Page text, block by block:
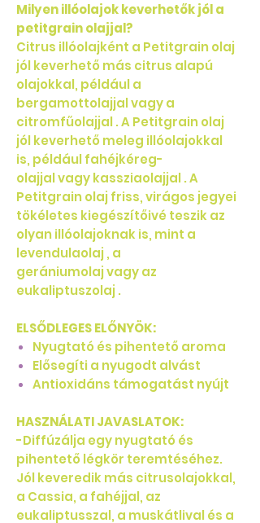
Milyen illóolajok keverhetők jól a
petitgrain olajjal?
Citrus illóolajként a Petitgrain olaj
jól keverhető más citrus alapú
olajokkal, például a
bergamottolajjal vagy a
citromfűolajjal . A Petitgrain olaj
jól keverhető meleg illóolajokkal
is, például fahéjkéreg-
olajjal vagy kassziaolajjal . A
Petitgrain olaj friss, virágos jegyei
tökéletes kiegészítőivé teszik az
olyan illóolajoknak is, mint a
levendulaolaj , a
gerániumolaj vagy az
eukaliptuszolaj .
ELSŐDLEGES ELŐNYÖK:
Nyugtató és pihentető aroma
Elősegíti a nyugodt alvást
Antioxidáns támogatást nyújt
HASZNÁLATI JAVASLATOK:
-Diffúzálja egy nyugtató és
pihentető légkör teremtéséhez.
Jól keveredik más citrusolajokkal,
a Cassia, a fahéjjal, az
eukaliptusszal, a muskátlival és a